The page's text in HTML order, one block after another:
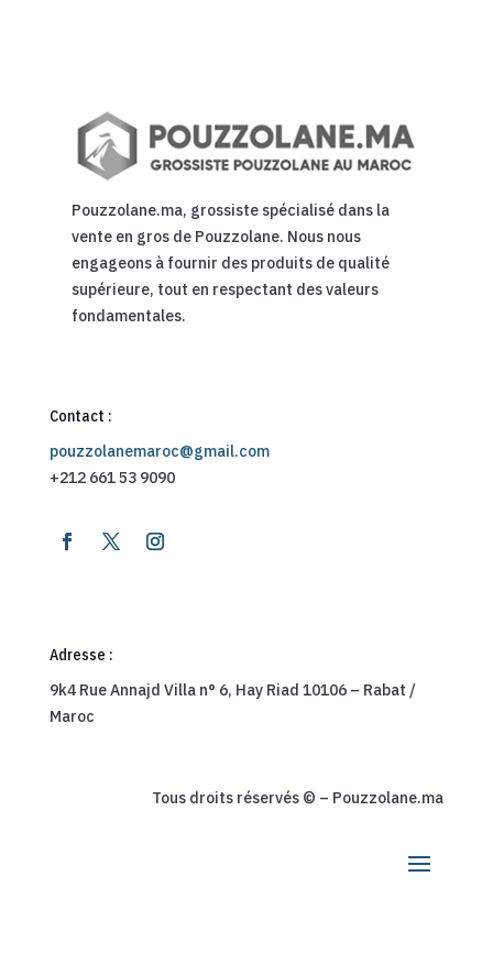
Pouzzolane.ma, grossiste spécialisé dans la
vente en gros de Pouzzolane. Nous nous
engageons à fournir des produits de qualité
supérieure, tout en respectant des valeurs
fondamentales.
Contact :
pouzzolanemaroc@gmail.com
+212 661 53 9090
Adresse :
9k4 Rue Annajd Villa n° 6, Hay Riad 10106 – Rabat /
Maroc
Tous droits réservés © – Pouzzolane.ma